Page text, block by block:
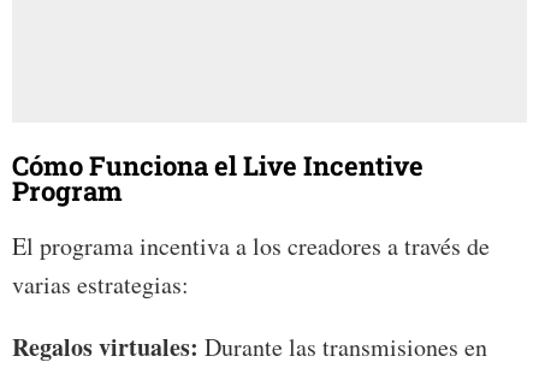
Cómo Funciona el Live Incentive
Program
El programa incentiva a los creadores a través de
varias estrategias:
Regalos virtuales: Durante las transmisiones en